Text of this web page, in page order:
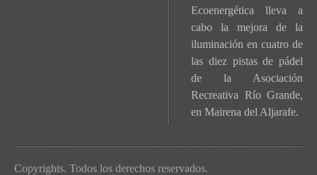
Ecoenergética lleva a
cabo la mejora de la
iluminación en cuatro de
las diez pistas de pádel
de la Asociación
Recreativa Río Grande,
en Mairena del Aljarafe.
Copyrights. Todos los derechos reservados.